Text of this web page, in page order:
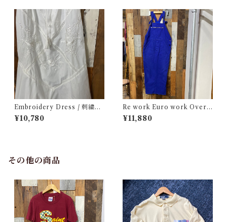
Embroidery Dress / 刺繍入
り キャミ ドレス
¥10,780
Re work Euro work Overal
l / リワーク ユーロ ワーク オ
ーバーオール サロペット 古着
¥11,880
その他の商品